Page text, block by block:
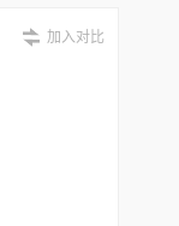
加入对比